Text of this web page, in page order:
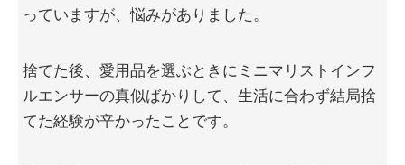
っていますが、悩みがありました。
捨てた後、愛用品を選ぶときにミニマリストインフ
ルエンサーの真似ばかりして、生活に合わず結局捨
てた経験が辛かったことです。